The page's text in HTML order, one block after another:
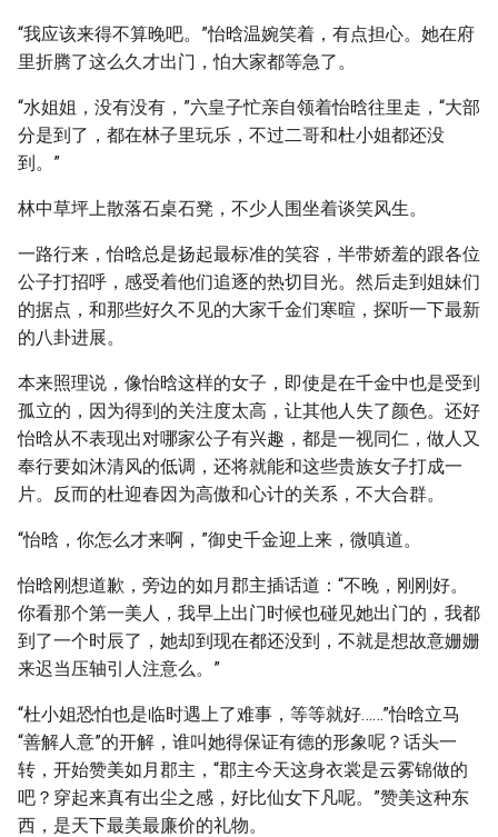
“我应该来得不算晚吧。”怡晗温婉笑着，有点担心。她在府
里折腾了这么久才出门，怕大家都等急了。
“水姐姐，没有没有，”六皇子忙亲自领着怡晗往里走，“大部
分是到了，都在林子里玩乐，不过二哥和杜小姐都还没
到。”
林中草坪上散落石桌石凳，不少人围坐着谈笑风生。
一路行来，怡晗总是扬起最标准的笑容，半带娇羞的跟各位
公子打招呼，感受着他们追逐的热切目光。然后走到姐妹们
的据点，和那些好久不见的大家千金们寒暄，探听一下最新
的八卦进展。
本来照理说，像怡晗这样的女子，即使是在千金中也是受到
孤立的，因为得到的关注度太高，让其他人失了颜色。还好
怡晗从不表现出对哪家公子有兴趣，都是一视同仁，做人又
奉行要如沐清风的低调，还将就能和这些贵族女子打成一
片。反而的杜迎春因为高傲和心计的关系，不大合群。
“怡晗，你怎么才来啊，”御史千金迎上来，微嗔道。
怡晗刚想道歉，旁边的如月郡主插话道：“不晚，刚刚好。
你看那个第一美人，我早上出门时候也碰见她出门的，我都
到了一个时辰了，她却到现在都还没到，不就是想故意姗姗
来迟当压轴引人注意么。”
“杜小姐恐怕也是临时遇上了难事，等等就好……”怡晗立马
“善解人意”的开解，谁叫她得保证有德的形象呢？话头一
转，开始赞美如月郡主，“郡主今天这身衣裳是云雾锦做的
吧？穿起来真有出尘之感，好比仙女下凡呢。”赞美这种东
西，是天下最美最廉价的礼物。